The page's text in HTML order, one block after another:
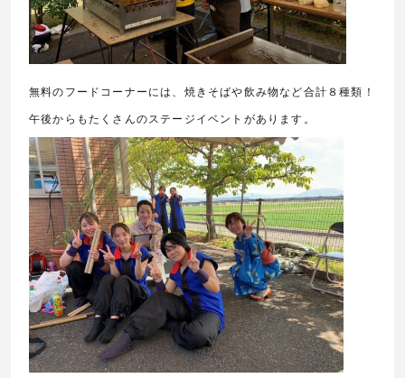
無料のフードコーナーには、焼きそばや飲み物など合計８種類！
午後からもたくさんのステージイベントがあります。